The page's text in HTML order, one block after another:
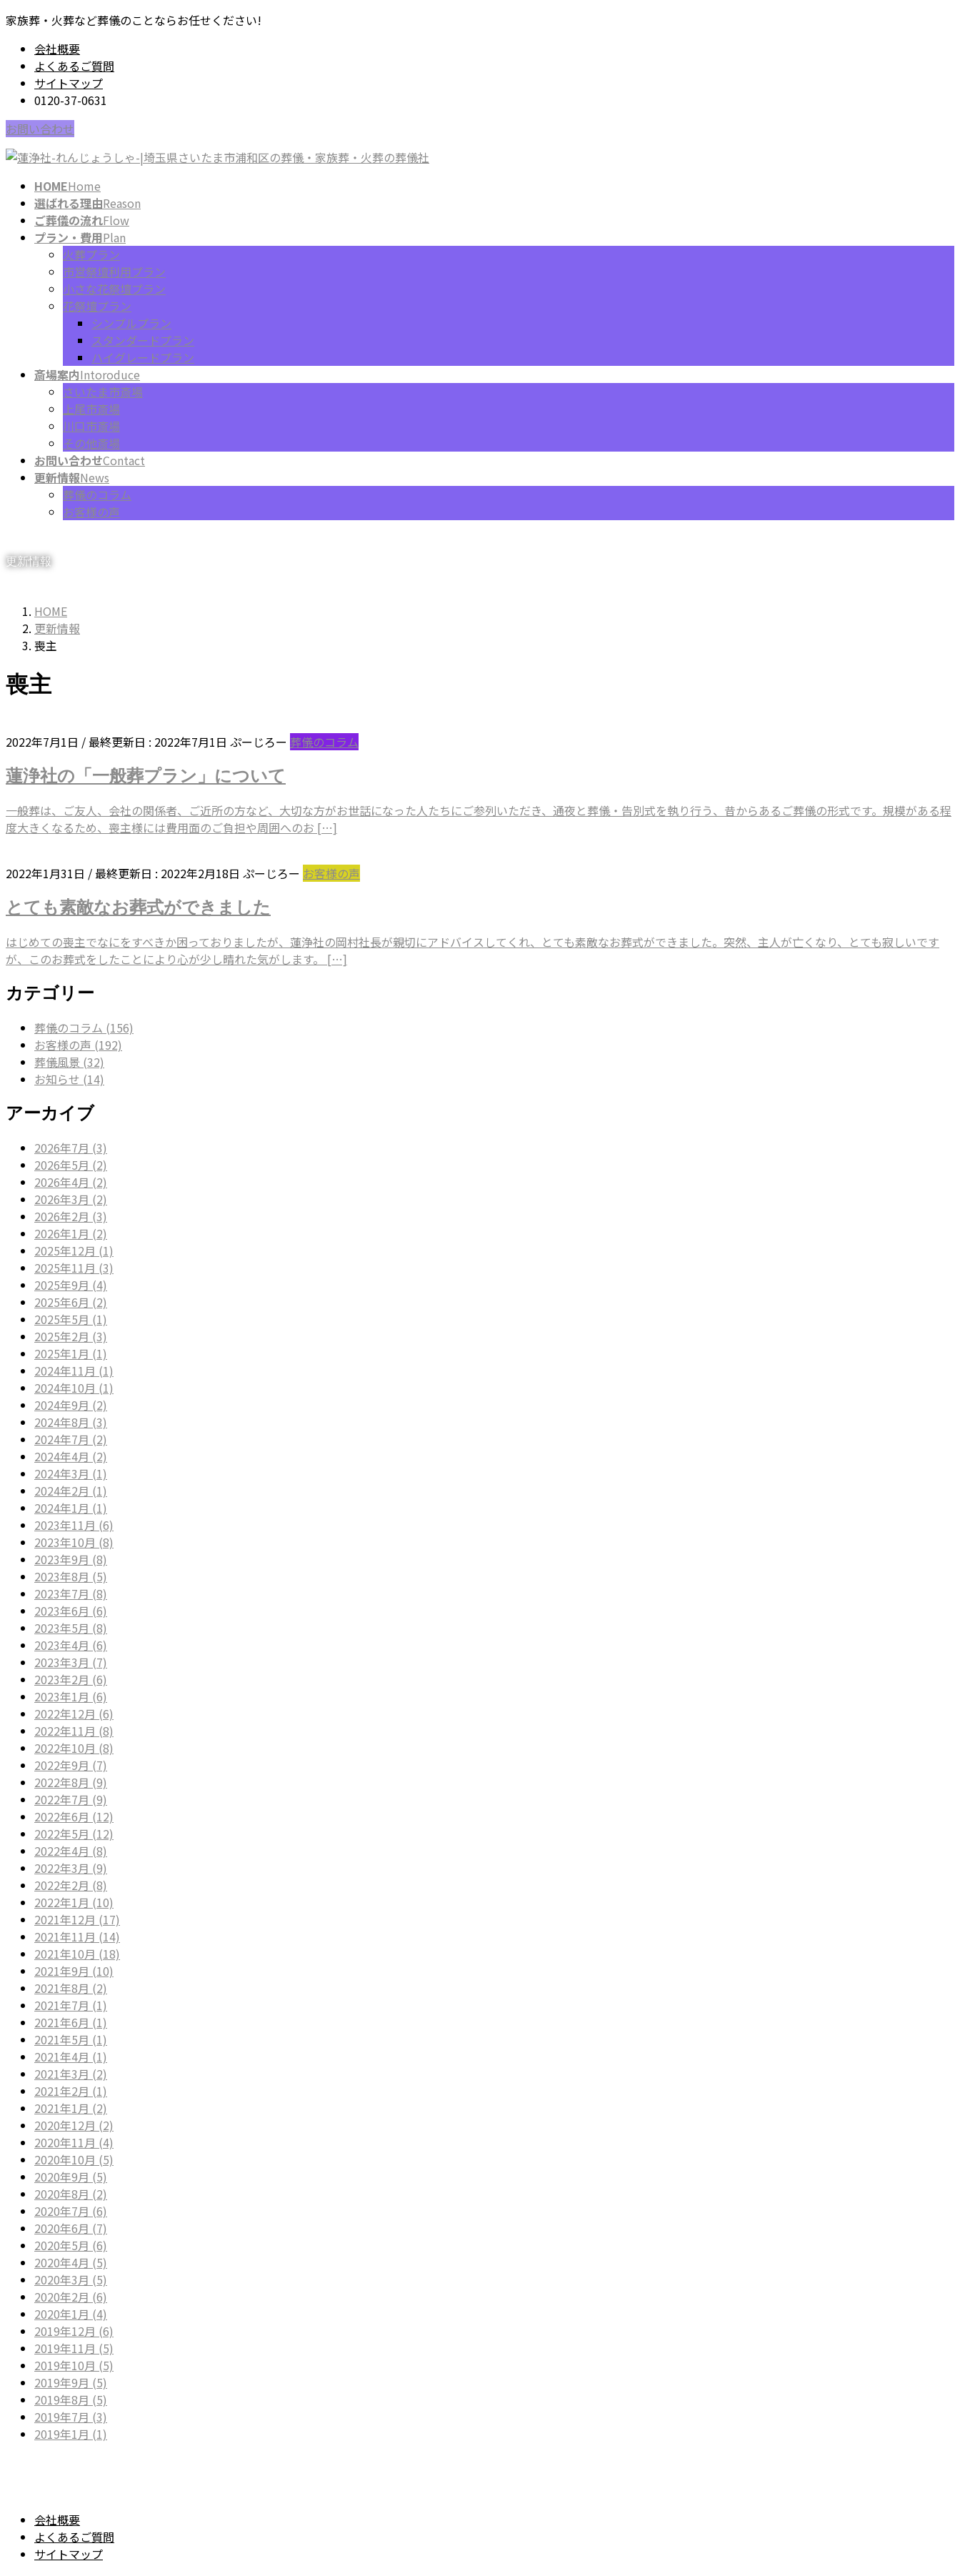
コ
移
動
ナ
ン
に
移
家族葬・火葬など葬儀のことならお任せください!
会社概要
よくあるご質問
サイトマップ
0120-37-0631
お問い合わせ
HOMEHome
選ばれる理由Reason
ご葬儀の流れFlow
プラン・費用Plan
火葬プラン
市営祭壇利用プラン
小さな花祭壇プラン
花祭壇プラン
シンプルプラン
スタンダードプラン
ハイグレードプラン
斎場案内Intoroduce
さいたま市斎場
上尾市斎場
川口市斎場
その他斎場
お問い合わせContact
更新情報News
葬儀のコラム
お客様の声
更新情報
HOME
更新情報
喪主
喪主
2022年7月1日 / 最終更新日 : 2022年7月1日 ぷーじろー 葬儀のコラム
蓮浄社の「一般葬プラン」について
一般葬は、ご友人、会社の関係者、ご近所の方など、大切な方がお世話になった人たちにご参列いただき、通夜と葬儀・告別式を執り行う、昔からあるご葬儀の形式です。規模がある程
度大きくなるため、喪主様には費用面のご負担や周囲へのお […]
2022年1月31日 / 最終更新日 : 2022年2月18日 ぷーじろー お客様の声
とても素敵なお葬式ができました
はじめての喪主でなにをすべきか困っておりましたが、蓮浄社の岡村社長が親切にアドバイスしてくれ、とても素敵なお葬式ができました。突然、主人が亡くなり、とても寂しいです
が、このお葬式をしたことにより心が少し晴れた気がします。 […]
カテゴリー
葬儀のコラム (156)
お客様の声 (192)
葬儀風景 (32)
お知らせ (14)
アーカイブ
2026年7月 (3)
2026年5月 (2)
2026年4月 (2)
2026年3月 (2)
2026年2月 (3)
2026年1月 (2)
2025年12月 (1)
2025年11月 (3)
2025年9月 (4)
2025年6月 (2)
2025年5月 (1)
2025年2月 (3)
2025年1月 (1)
2024年11月 (1)
2024年10月 (1)
2024年9月 (2)
2024年8月 (3)
2024年7月 (2)
2024年4月 (2)
2024年3月 (1)
2024年2月 (1)
2024年1月 (1)
2023年11月 (6)
2023年10月 (8)
2023年9月 (8)
2023年8月 (5)
2023年7月 (8)
2023年6月 (6)
2023年5月 (8)
2023年4月 (6)
2023年3月 (7)
2023年2月 (6)
2023年1月 (6)
2022年12月 (6)
2022年11月 (8)
2022年10月 (8)
2022年9月 (7)
2022年8月 (9)
2022年7月 (9)
2022年6月 (12)
2022年5月 (12)
2022年4月 (8)
2022年3月 (9)
2022年2月 (8)
2022年1月 (10)
2021年12月 (17)
2021年11月 (14)
2021年10月 (18)
2021年9月 (10)
2021年8月 (2)
2021年7月 (1)
2021年6月 (1)
2021年5月 (1)
2021年4月 (1)
2021年3月 (2)
2021年2月 (1)
2021年1月 (2)
2020年12月 (2)
2020年11月 (4)
2020年10月 (5)
2020年9月 (5)
2020年8月 (2)
2020年7月 (6)
2020年6月 (7)
2020年5月 (6)
2020年4月 (5)
2020年3月 (5)
2020年2月 (6)
2020年1月 (4)
2019年12月 (6)
2019年11月 (5)
2019年10月 (5)
2019年9月 (5)
2019年8月 (5)
2019年7月 (3)
2019年1月 (1)
会社概要
よくあるご質問
サイトマップ